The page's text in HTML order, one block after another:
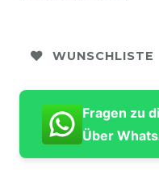
WUNSCHLISTE
Fragen zu
Über